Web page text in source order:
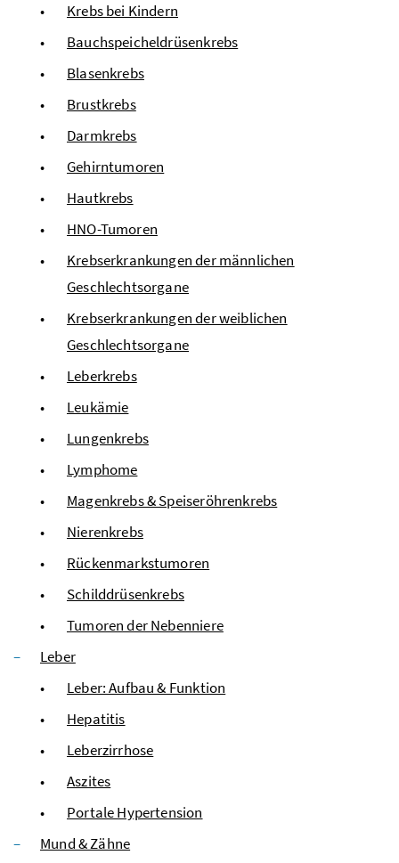
Krebs bei Kindern
Bauchspeicheldrüsenkrebs
Blasenkrebs
Brustkrebs
Darmkrebs
Gehirntumoren
Hautkrebs
HNO-Tumoren
Krebserkrankungen der männlichen
Geschlechtsorgane
Krebserkrankungen der weiblichen
Geschlechtsorgane
Leberkrebs
Leukämie
Lungenkrebs
Lymphome
Magenkrebs & Speiseröhrenkrebs
Nierenkrebs
Rückenmarkstumoren
Schilddrüsenkrebs
Tumoren der Nebenniere
Leber
Leber: Aufbau & Funktion
Hepatitis
Leberzirrhose
Aszites
Portale Hypertension
Mund & Zähne